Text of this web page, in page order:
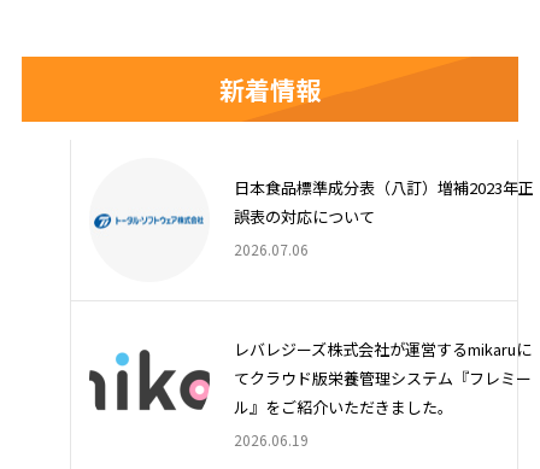
新着情報
日本食品標準成分表（八訂）増補2023年正
誤表の対応について
2026.07.06
レバレジーズ株式会社が運営するmikaruに
てクラウド版栄養管理システム『フレミー
ル』をご紹介いただきました。
2026.06.19